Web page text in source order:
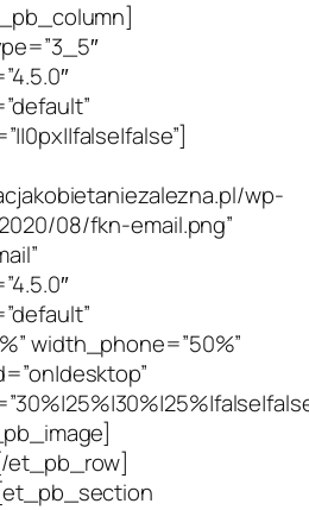
wp-
08/fkn-email.png”
width_phone=”50%”